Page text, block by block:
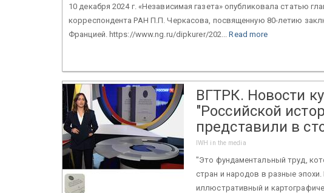
10 декабря 2024 г. «Независимая газета» опубликовала статью
корреспондента РАН П.П. Черкасова, посвященную 80-летию
Францией. https://www.ng.ru/dipkurer/202...Read more
ВГТРК. Новости
"Российской
представили в
IWH in the media
"Это фундаментальный труд,
стран и народов в разные
иллюстративный и